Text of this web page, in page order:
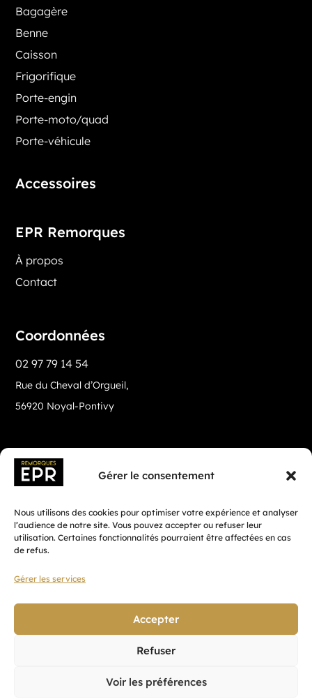
Gérer le consentement
Nous utilisons des cookies pour optimiser votre expérience et analyser
l’audience de notre site. Vous pouvez accepter ou refuser leur
utilisation. Certaines fonctionnalités pourraient être affectées en cas
de refus.
Gérer les services
Accepter
Refuser
Voir les préférences
Bagagère
Benne
Caisson
Frigorifique
Porte-engin
Porte-moto/quad
Porte-véhicule
Accessoires
EPR Remorques
À propos
Contact
Coordonnées
02 97 79 14 54
Rue du Cheval d’Orgueil,
56920 Noyal-Pontivy